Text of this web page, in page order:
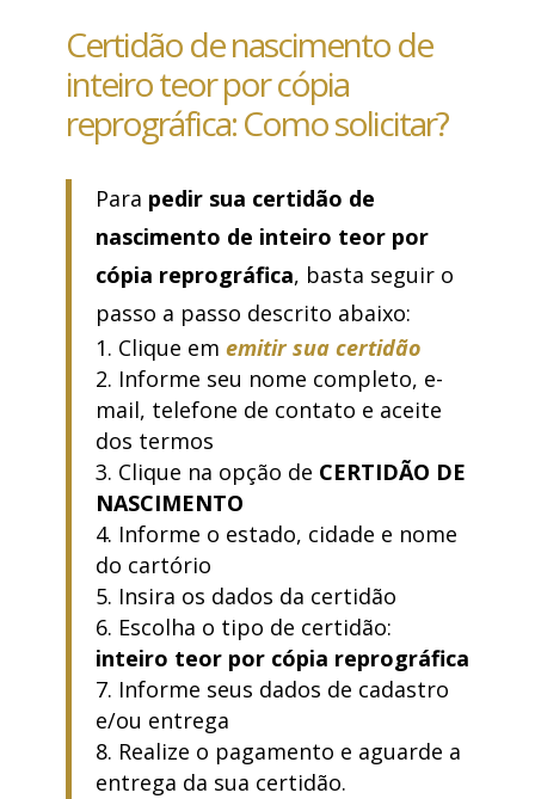
Certidão de nascimento de
inteiro teor por cópia
reprográfica: Como solicitar?
Para pedir sua certidão de
nascimento de inteiro teor por
cópia reprográfica, basta seguir o
passo a passo descrito abaixo:
Clique em emitir sua certidão
Informe seu nome completo, e-
mail, telefone de contato e aceite
dos termos
Clique na opção de CERTIDÃO DE
NASCIMENTO
Informe o estado, cidade e nome
do cartório
Insira os dados da certidão
Escolha o tipo de certidão:
inteiro teor por cópia reprográfica
Informe seus dados de cadastro
e/ou entrega
Realize o pagamento e aguarde a
entrega da sua certidão.